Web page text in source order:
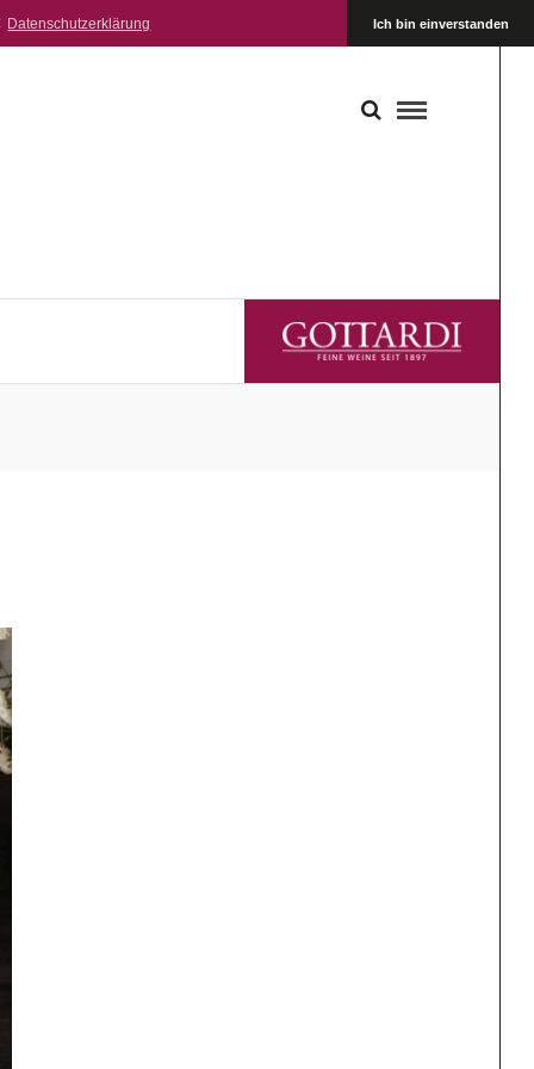
Datenschutzerklärung Ich bin einverstanden
GOTTARDI FEINE WEINE